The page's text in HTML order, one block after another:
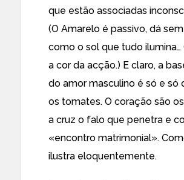
que estão associadas
(O Amarelo é passivo, dá
como o sol que tudo ilumina…
a cor da acção.) E claro, a
do amor masculino é só e só
os tomates. O coração são
a cruz o falo que penetra e
«encontro matrimonial».
ilustra eloquentemente.